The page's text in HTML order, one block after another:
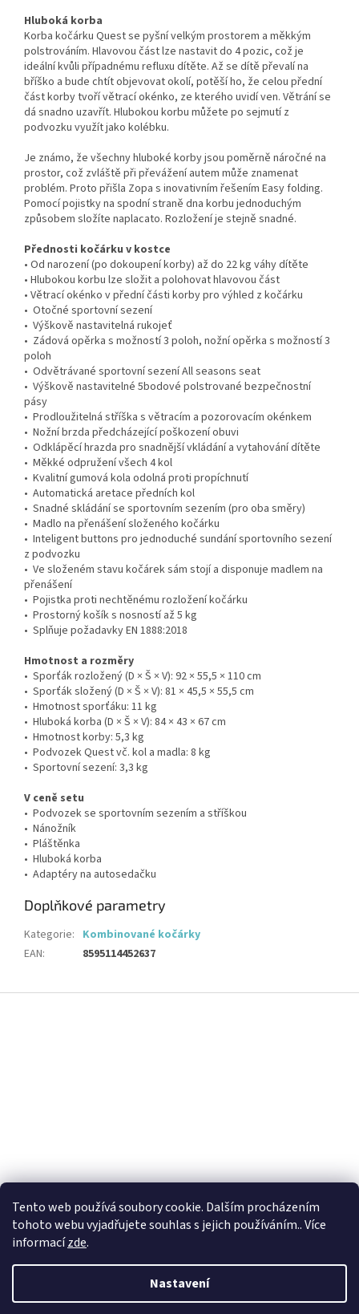
Tento web používá soubory cookie. Dalším procházením
tohoto webu vyjadřujete souhlas s jejich používáním.. Více
informacízde.
Nastavení
Hluboká korba
Korba kočárku Quest se pyšní velkým prostorem a měkkým
polstrováním. Hlavovou část lze nastavit do 4 pozic, což je
ideální kvůli případnému refluxu dítěte. Až se dítě převalí na
bříško a bude chtít objevovat okolí, potěší ho, že celou přední
část korby tvoří větrací okénko, ze kterého uvidí ven. Větrání se
dá snadno uzavřít. Hlubokou korbu můžete po sejmutí z
podvozku využít jako kolébku.
Je známo, že všechny hluboké korby jsou poměrně náročné na
prostor, což zvláště při převážení autem může znamenat
problém. Proto přišla Zopa s inovativním řešením Easy folding.
Pomocí pojistky na spodní straně dna korbu jednoduchým
způsobem složíte naplacato. Rozložení je stejně snadné.
Přednosti kočárku v kostce
• Od narození (po dokoupení korby) až do 22 kg váhy dítěte
• Hlubokou korbu lze složit a polohovat hlavovou část
• Větrací okénko v přední části korby pro výhled z kočárku
• Otočné sportovní sezení
• Výškově nastavitelná rukojeť
• Zádová opěrka s možností 3 poloh, nožní opěrka s možností 3
poloh
• Odvětrávané sportovní sezení All seasons seat
• Výškově nastavitelné 5bodové polstrované bezpečnostní
pásy
• Prodloužitelná stříška s větracím a pozorovacím okénkem
• Nožní brzda předcházející poškození obuvi
• Odklápěcí hrazda pro snadnější vkládání a vytahování dítěte
• Měkké odpružení všech 4 kol
• Kvalitní gumová kola odolná proti propíchnutí
• Automatická aretace předních kol
• Snadné skládání se sportovním sezením (pro oba směry)
• Madlo na přenášení složeného kočárku
• Inteligent buttons pro jednoduché sundání sportovního sezení
z podvozku
• Ve složeném stavu kočárek sám stojí a disponuje madlem na
přenášení
• Pojistka proti nechtěnému rozložení kočárku
• Prostorný košík s nosností až 5 kg
• Splňuje požadavky EN 1888:2018
Hmotnost a rozměry
• Sporťák rozložený (D × Š × V): 92 × 55,5 × 110 cm
• Sporťák složený (D × Š × V): 81 × 45,5 × 55,5 cm
• Hmotnost sporťáku: 11 kg
• Hluboká korba (D × Š × V): 84 × 43 × 67 cm
• Hmotnost korby: 5,3 kg
• Podvozek Quest vč. kol a madla: 8 kg
• Sportovní sezení: 3,3 kg
V ceně setu
• Podvozek se sportovním sezením a stříškou
• Nánožník
• Pláštěnka
• Hluboká korba
• Adaptéry na autosedačku
Doplňkové parametry
Kategorie: Kombinované kočárky
EAN: 8595114452637
Vytvořil Shoptet